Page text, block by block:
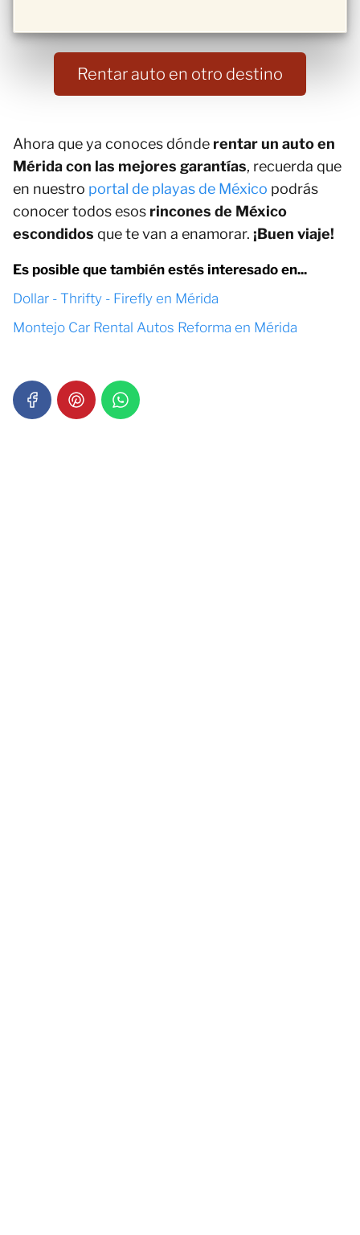
Rentar auto en otro destino
Ahora que ya conoces dónde rentar un auto en
Mérida con las mejores garantías, recuerda que
en nuestro portal de playas de México podrás
conocer todos esos rincones de México
escondidos que te van a enamorar. ¡Buen viaje!
Es posible que también estés interesado en...
Dollar - Thrifty - Firefly en Mérida
Montejo Car Rental Autos Reforma en Mérida